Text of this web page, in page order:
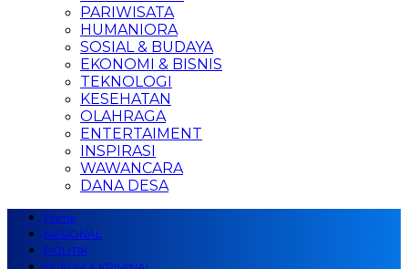
PARIWISATA
HUMANIORA
SOSIAL & BUDAYA
EKONOMI & BISNIS
TEKNOLOGI
KESEHATAN
OLAHRAGA
ENTERTAIMENT
INSPIRASI
WAWANCARA
DANA DESA
Home
NASIONAL
POLITIK